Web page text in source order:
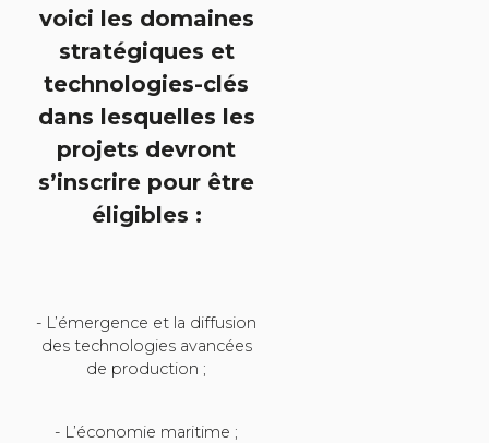
voici les domaines
stratégiques et
technologies-clés
dans lesquelles les
projets devront
s’inscrire pour être
éligibles :
- L’émergence et la diffusion
des technologies avancées
de production ;
- L’économie maritime ;